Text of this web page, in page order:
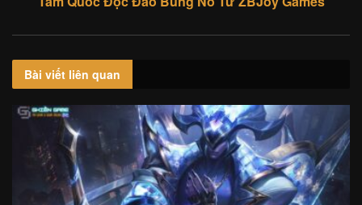
Bài viết liên quan